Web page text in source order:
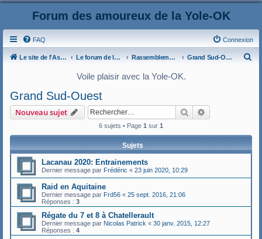
Forum des amoureux de la Yole-OK
FAQ Connexion
Le site de l'AspryOK Le forum de la Yole-OK Rassemblements Grand Sud-Ouest
Voile plaisir avec la Yole-OK.
Grand Sud-Ouest
Nouveau sujet Rechercher
6 sujets • Page 1 sur 1
Sujets
Lacanau 2020: Entrainements
Dernier message par Frédéric « 23 juin 2020, 10:29
Raid en Aquitaine
Dernier message par Frd56 « 25 sept. 2016, 21:06
Réponses : 3
Régate du 7 et 8 à Chatellerault
Dernier message par Nicolas Patrick « 30 janv. 2015, 12:27
Réponses : 4